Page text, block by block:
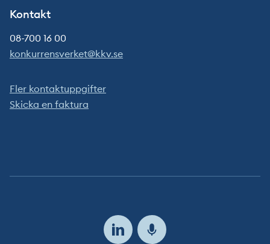
Kontakt
08-700 16 00
konkurrensverket@kkv.se
Fler kontaktuppgifter
Skicka en faktura
Följ